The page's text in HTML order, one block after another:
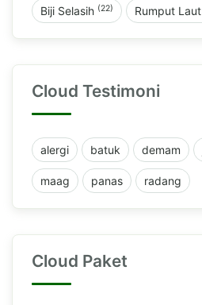
Biji Selasih (22) Rumput Laut
Cloud Testimoni
alergi batuk demam
maag panas radang
Cloud Paket